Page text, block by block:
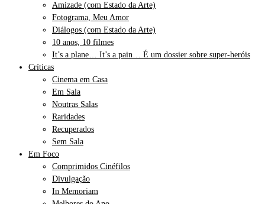
Amizade (com Estado da Arte)
Fotograma, Meu Amor
Diálogos (com Estado da Arte)
10 anos, 10 filmes
It’s a plane… It’s a pain… É um dossier sobre super-heróis
Críticas
Cinema em Casa
Em Sala
Noutras Salas
Raridades
Recuperados
Sem Sala
Em Foco
Comprimidos Cinéfilos
Divulgação
In Memoriam